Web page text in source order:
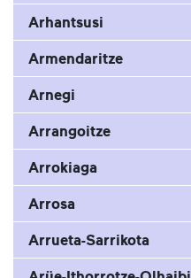
Arhantsusi
Armendaritze
Arnegi
Arrangoitze
Arrokiaga
Arrosa
Arrueta-Sarrikota